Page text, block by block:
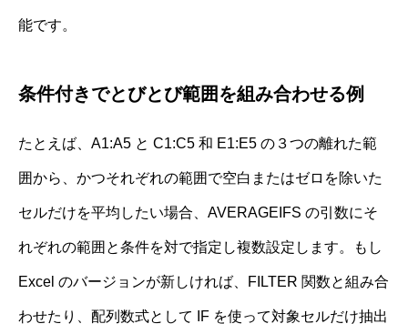
能です。
条件付きでとびとび範囲を組み合わせる例
たとえば、A1:A5 と C1:C5 和 E1:E5 の３つの離れた範
囲から、かつそれぞれの範囲で空白またはゼロを除いた
セルだけを平均したい場合、AVERAGEIFS の引数にそ
れぞれの範囲と条件を対で指定し複数設定します。もし
Excel のバージョンが新しければ、FILTER 関数と組み合
わせたり、配列数式として IF を使って対象セルだけ抽出